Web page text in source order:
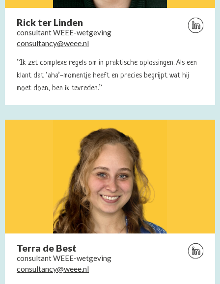
Rick ter Linden
consultant WEEE-wetgeving
Bezoek
Linkedin
Rick
ter
consultancy@weee.nl
“Ik zet complexe regels om in praktische oplossingen. Als een
klant dat ‘aha’-momentje heeft en precies begrijpt wat hij
moet doen, ben ik tevreden.”
Terra de Best
consultant WEEE-wetgeving
Bezoek
Linkedin
consultancy@weee.nl